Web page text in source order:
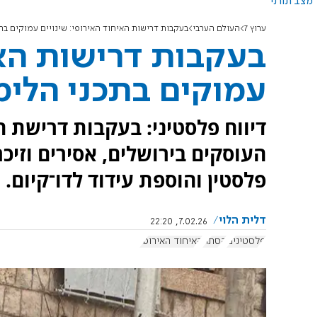
ערוץ 7 העולם הערבי בעקבות דרישות האיחוד האירופי: שינויים עמוקים
בעקבות דרישות
עמוקים בתכני
דיווח פלסטיני: בעקבות דרישת
העוסקים בירושלים, אסירים
פלסטין והוספת עידוד לדו־קיום.
דלית הלוי
7.02.26, 22:20
פלסטינים הסתה האיחוד האירופי